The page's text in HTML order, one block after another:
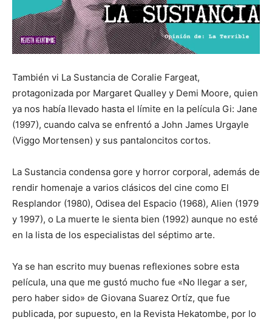
También vi La Sustancia de Coralie Fargeat,
protagonizada por Margaret Qualley y Demi Moore, quien
ya nos había llevado hasta el límite en la película Gi: Jane
(1997), cuando calva se enfrentó a John James Urgayle
(Viggo Mortensen) y sus pantaloncitos cortos.
La Sustancia condensa gore y horror corporal, además de
rendir homenaje a varios clásicos del cine como El
Resplandor (1980), Odisea del Espacio (1968), Alien (1979
y 1997), o La muerte le sienta bien (1992) aunque no esté
en la lista de los especialistas del séptimo arte.
Ya se han escrito muy buenas reflexiones sobre esta
película, una que me gustó mucho fue «No llegar a ser,
pero haber sido» de Giovana Suarez Ortíz, que fue
publicada, por supuesto, en la Revista Hekatombe, por lo